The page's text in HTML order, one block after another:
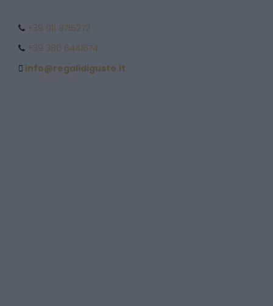
+39 011 9715272
+39 380 6441674
info@regalidigusto.it